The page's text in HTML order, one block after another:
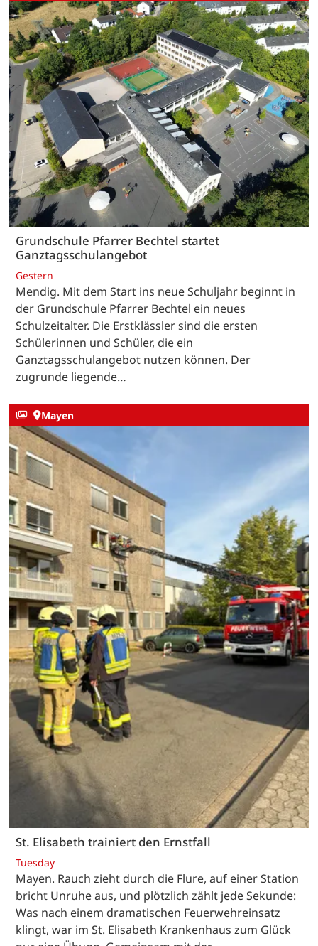
Grundschule Pfarrer Bechtel startet
Ganztagsschulangebot
Gestern
Mendig. Mit dem Start ins neue Schuljahr beginnt in
der Grundschule Pfarrer Bechtel ein neues
Schulzeitalter. Die Erstklässler sind die ersten
Schülerinnen und Schüler, die ein
Ganztagsschulangebot nutzen können. Der
zugrunde liegende…
Mayen
St. Elisabeth trainiert den Ernstfall
Tuesday
Mayen. Rauch zieht durch die Flure, auf einer Station
bricht Unruhe aus, und plötzlich zählt jede Sekunde:
Was nach einem dramatischen Feuerwehreinsatz
klingt, war im St. Elisabeth Krankenhaus zum Glück